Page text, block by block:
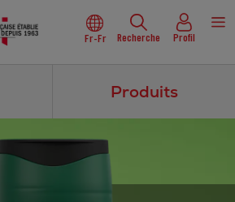
Fr-Fr Recherche Profil
Produits